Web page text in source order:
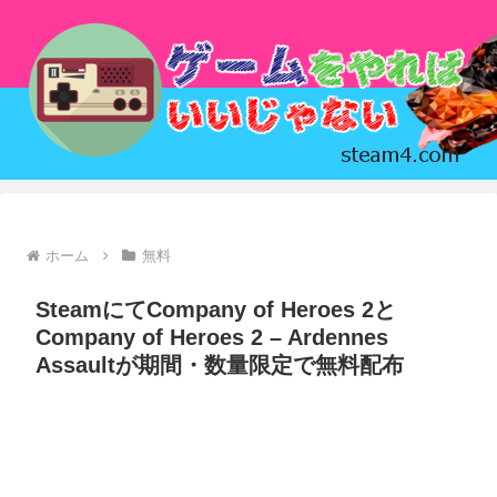
ホーム 無料
SteamにてCompany of Heroes 2と
Company of Heroes 2 – Ardennes
Assaultが期間・数量限定で無料配布